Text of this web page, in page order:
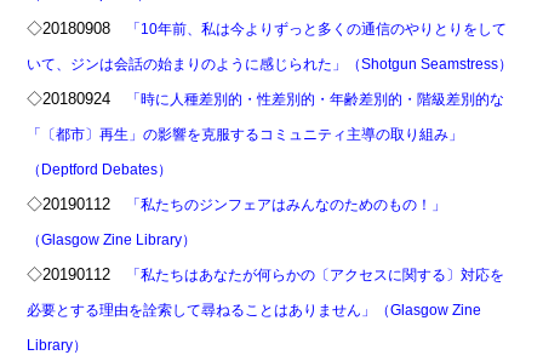
◇20180908 「10年前、私は今よりずっと多くの通信のやりとりをして
いて、ジンは会話の始まりのように感じられた」（Shotgun Seamstress）
◇20180924 「時に人種差別的・性差別的・年齢差別的・階級差別的な
「〔都市〕再生」の影響を克服するコミュニティ主導の取り組み」
（Deptford Debates）
◇20190112 「私たちのジンフェアはみんなのためのもの！」
（Glasgow Zine Library）
◇20190112 「私たちはあなたが何らかの〔アクセスに関する〕対応を
必要とする理由を詮索して尋ねることはありません」（Glasgow Zine
Library）